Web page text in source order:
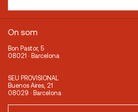
On som
Bon Pastor, 5
08021 · Barcelona
SEU PROVISIONAL
Buenos Aires, 21
08029 · Barcelona